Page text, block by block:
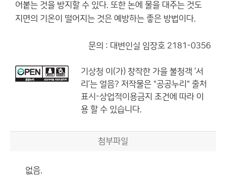
어붙는 것을 방지할 수 있다. 또한 논에 물을 대주는 것도
지면의 기온이 떨어지는 것은 예방하는 좋은 방법이다.
문의 : 대변인실 임장호 2181-0356
기상청 이(가) 창작한 가을 불청객 ‘서
리’는 얼음? 저작물은 "공공누리" 출처
표시-상업적이용금지 조건에 따라 이
용 할 수 있습니다.
첨부파일
없음.